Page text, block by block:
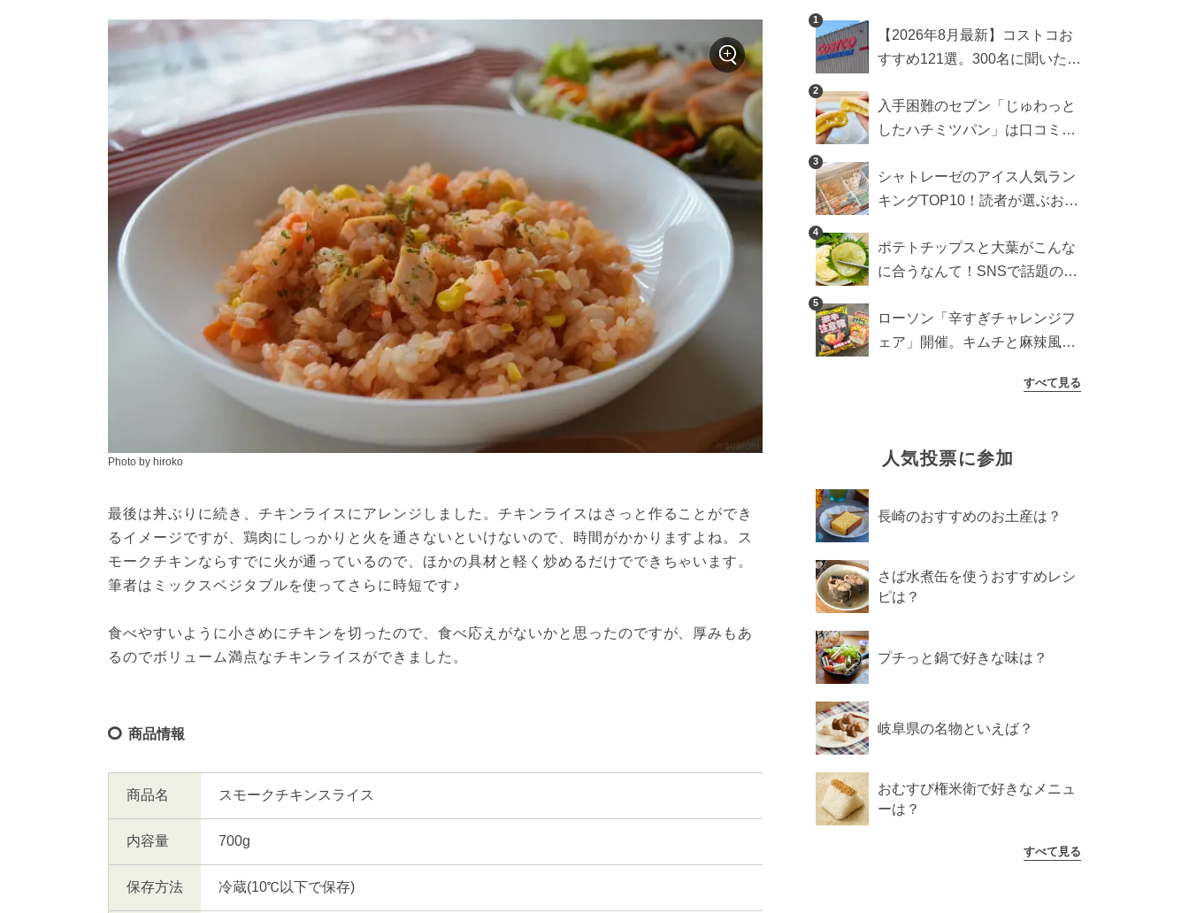
Photo by hiroko
最後は丼ぶりに続き、チキンライスにアレンジしました。チキンライスはさっと作ることができ
るイメージですが、鶏肉にしっかりと火を通さないといけないので、時間がかかりますよね。ス
モークチキンならすでに火が通っているので、ほかの具材と軽く炒めるだけでできちゃいます。
筆者はミックスベジタブルを使ってさらに時短です♪
食べやすいように小さめにチキンを切ったので、食べ応えがないかと思ったのですが、厚みもあ
るのでボリューム満点なチキンライスができました。
商品情報
商品名 スモークチキンスライス
内容量 700g
保存方法 冷蔵(10℃以下で保存)
1
【2026年8月最新】コストコお
すすめ121選。300名に聞いた買
め商品も
2
入手困難のセブン「じゅわっと
したハチミツパン」は口コミ通
検証
3
シャトレーゼのアイス人気ラン
キングTOP10！読者が選ぶおす
4
ポテトチップスと大葉がこんな
に合うなんて！SNSで話題の食
5
ローソン「辛すぎチャレンジフ
ェア」開催。キムチと麻辣風の
すべて見る
人気投票に参加
長崎のおすすめのお土産は？
さば水煮缶を使うおすすめレシ
ピは？
プチっと鍋で好きな味は？
岐阜県の名物といえば？
おむすび権米衛で好きなメニュ
ーは？
すべて見る